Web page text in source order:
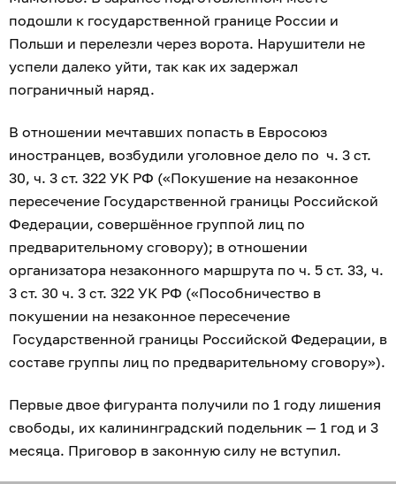
подошли к государственной границе России и
Польши и перелезли через ворота. Нарушители не
успели далеко уйти, так как их задержал
пограничный наряд.
В отношении мечтавших попасть в Евросоюз
иностранцев, возбудили уголовное дело по ч. 3 ст.
30, ч. 3 ст. 322 УК РФ («Покушение на незаконное
пересечение Государственной границы Российской
Федерации, совершённое группой лиц по
предварительному сговору); в отношении
организатора незаконного маршрута по ч. 5 ст. 33, ч.
3 ст. 30 ч. 3 ст. 322 УК РФ («Пособничество в
покушении на незаконное пересечение
Государственной границы Российской Федерации, в
составе группы лиц по предварительному сговору»).
Первые двое фигуранта получили по 1 году лишения
свободы, их калининградский подельник — 1 год и 3
месяца. Приговор в законную силу не вступил.